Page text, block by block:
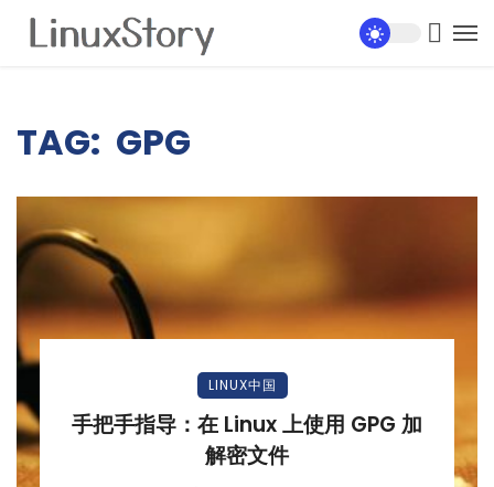
TAG: GPG
LINUX中国
手把手指导：在 Linux 上使用 GPG 加
解密文件